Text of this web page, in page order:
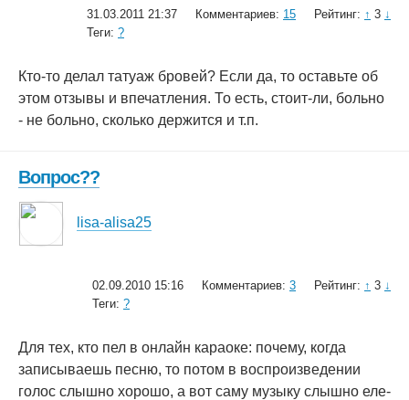
31.03.2011 21:37 Комментариев: 15 Рейтинг: ↑ 3 ↓
Теги: ?
Кто-то делал татуаж бровей? Если да, то оставьте об
этом отзывы и впечатления. То есть, стоит-ли, больно
- не больно, сколько держится и т.п.
Вопрос??
lisa-alisa25
02.09.2010 15:16 Комментариев: 3 Рейтинг: ↑ 3 ↓
Теги: ?
Для тех, кто пел в онлайн караоке: почему, когда
записываешь песню, то потом в воспроизведении
голос слышно хорошо, а вот саму музыку слышно еле-